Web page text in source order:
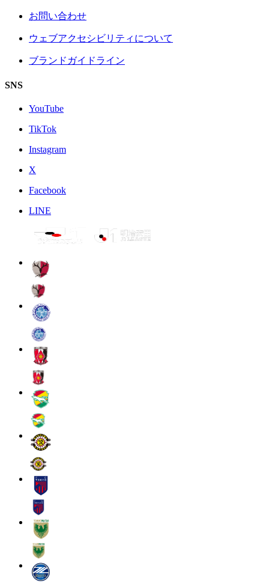
お問い合わせ
ウェブアクセシビリティについて
ブランドガイドライン
SNS
YouTube
TikTok
Instagram
X
Facebook
LINE